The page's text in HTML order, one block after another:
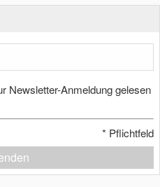
Newsletter-Anmeldung gelesen
* Pflichtfeld